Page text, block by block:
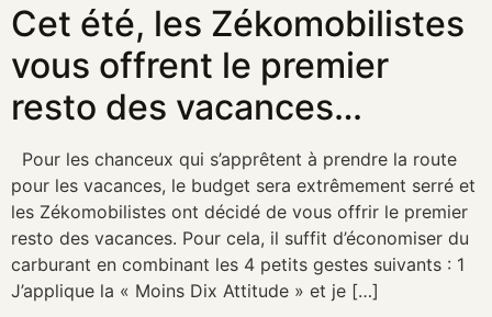
Cet été, les Zékomobilistes
vous offrent le premier
resto des vacances…
Pour les chanceux qui s’apprêtent à prendre la route
pour les vacances, le budget sera extrêmement serré et
les Zékomobilistes ont décidé de vous offrir le premier
resto des vacances. Pour cela, il suffit d’économiser du
carburant en combinant les 4 petits gestes suivants : 1
J’applique la « Moins Dix Attitude » et je […]